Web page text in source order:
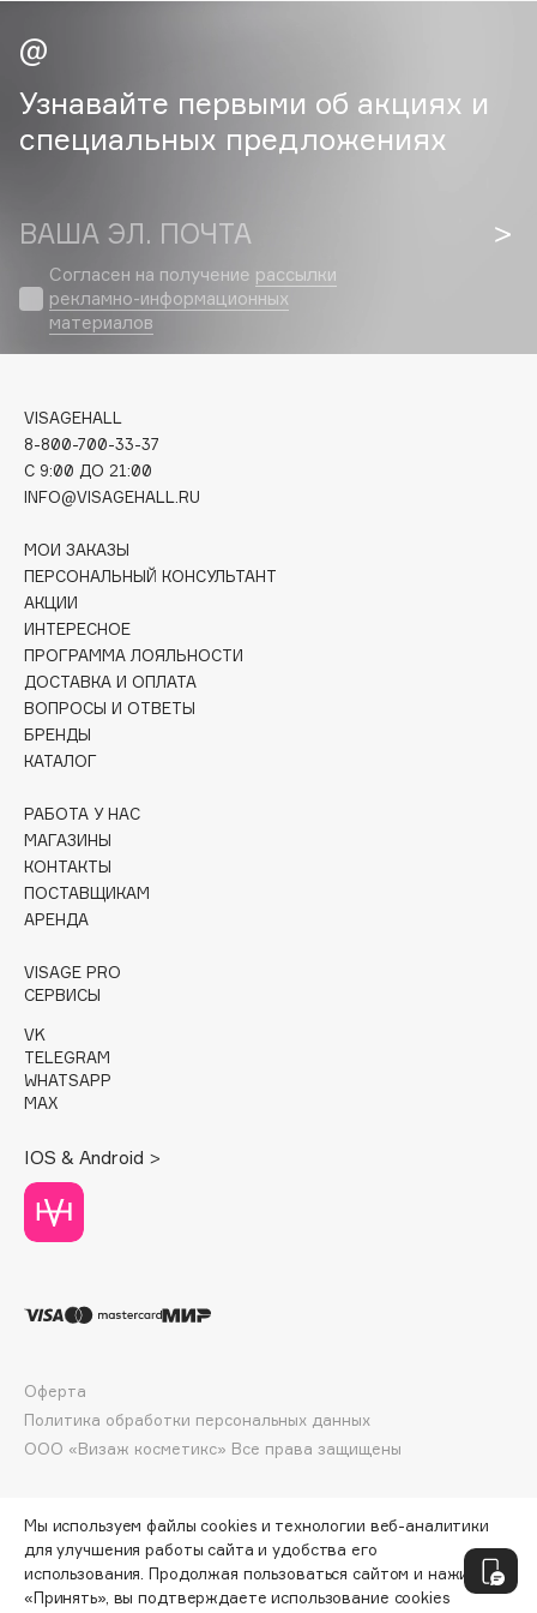
Cadence
Carbon Theory
Carmex
Celimax
Cettua
Chupa Chups
Clarins Precious
Clinique
Clive Christian
Collagenina
Consly
Corimo
CosRX
Cottolina
Crescina
D
d'Alba
DARLING*
Davines
Deonica
Dior
Divage
Dolce & Gabbana
DP Daily Perfection
Dr.Althea
Dr.Ceuracle
Dr.Jart+
Dyson
Узнавайте первыми об акциях и
специальных предложениях
ВАША ЭЛ. ПОЧТА
Согласен на получение рассылки
рекламно-информационных
материалов
VISAGEHALL
8-800-700-33-37
C 9:00 ДО 21:00
INFO@VISAGEHALL.RU
МОИ ЗАКАЗЫ
ПЕРСОНАЛЬНЫЙ КОНСУЛЬТАНТ
АКЦИИ
ИНТЕРЕСНОЕ
ПРОГРАММА ЛОЯЛЬНОСТИ
ДОСТАВКА И ОПЛАТА
ВОПРОСЫ И ОТВЕТЫ
БРЕНДЫ
КАТАЛОГ
РАБОТА У НАС
МАГАЗИНЫ
КОНТАКТЫ
ПОСТАВЩИКАМ
АРЕНДА
VISAGE PRO
СЕРВИСЫ
VK
TELEGRAM
WHATSAPP
MAX
IOS & Android >
ООО «Визаж косметикс» Все права защищены
Оферта
Политика обработки персональных данных
Мы используем файлы cookies и технологии веб-аналитики
для улучшения работы сайта и удобства его
использования. Продолжая пользоваться сайтом и нажимая
«Принять», вы подтверждаете использование cookies